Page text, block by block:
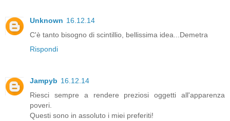
Unknown 16.12.14
C'è tanto bisogno di scintillio, bellissima idea...Demetra
Rispondi
Jampyb 16.12.14
Riesci sempre a rendere preziosi oggetti all'apparenza
poveri.
Questi sono in assoluto i miei preferiti!